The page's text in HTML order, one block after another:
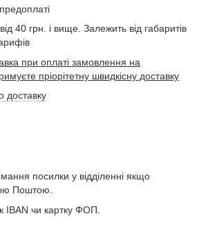
40 грн. і вище. Залежить від габаритів
при оплаті замовлення на
пріорітетну швидкісну доставку
доставку
посилки у відділенні якщо
Поштою.
IBAN чи картку ФОП.